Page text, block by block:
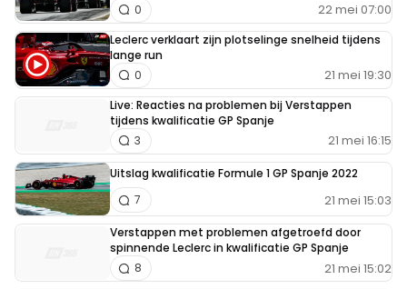
22 mei 07:00
0
Leclerc verklaart zijn plotselinge snelheid tijdens
lange run
21 mei 19:30
0
Live: Reacties na problemen bij Verstappen
tijdens kwalificatie GP Spanje
21 mei 16:15
3
Uitslag kwalificatie Formule 1 GP Spanje 2022
21 mei 15:03
7
Verstappen met problemen afgetroefd door
spinnende Leclerc in kwalificatie GP Spanje
21 mei 15:02
8